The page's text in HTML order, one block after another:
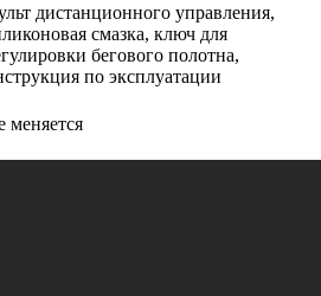
дистанционного управления,
смазка, ключ для
бегового полотна,
по эксплуатации
меняется